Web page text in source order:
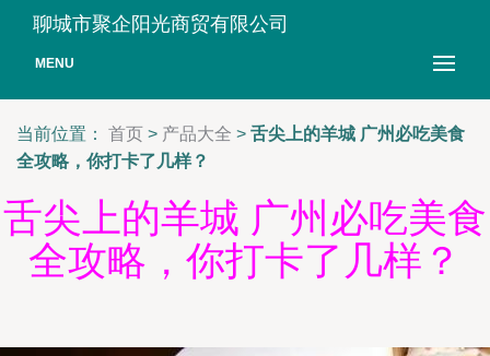
聊城市聚企阳光商贸有限公司
MENU
当前位置： 首页 > 产品大全 > 舌尖上的羊城 广州必吃美食
全攻略，你打卡了几样？
舌尖上的羊城 广州必吃美食
全攻略，你打卡了几样？